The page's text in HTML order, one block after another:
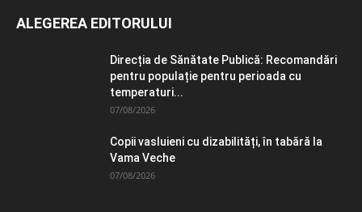
ALEGEREA EDITORULUI
Direcția de Sănătate Publică: Recomandări
pentru populație pentru perioada cu
temperaturi...
07/08/2026
Copii vasluieni cu dizabilități, în tabără la
Vama Veche
07/08/2026